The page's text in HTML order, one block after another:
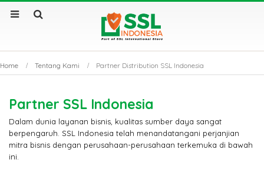
Home Tentang Kami Partner Distribution SSL Indonesia
Partner SSL Indonesia
Dalam dunia layanan bisnis, kualitas sumber daya sangat
berpengaruh. SSL Indonesia telah menandatangani perjanjian
mitra bisnis dengan perusahaan-perusahaan terkemuka di bawah
ini.